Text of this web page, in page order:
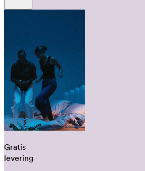
Gratis
levering